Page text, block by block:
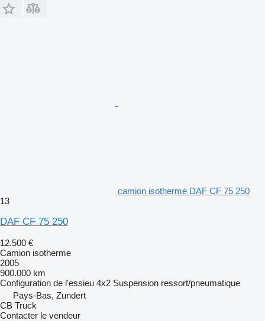
camion isotherme DAF CF 75 250
13
DAF CF 75 250
12.500 €
Camion isotherme
2005
900.000 km
Configuration de l'essieu 4x2 Suspension ressort/pneumatique
Pays-Bas, Zundert
CB Truck
Contacter le vendeur